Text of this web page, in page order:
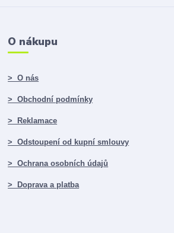
O nákupu
> O nás
> Obchodní podmínky
> Reklamace
> Odstoupení od kupní smlouvy
> Ochrana osobních údajů
> Doprava a platba